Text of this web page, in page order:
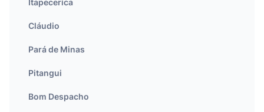
Itapecerica
Cláudio
Pará de Minas
Pitangui
Bom Despacho